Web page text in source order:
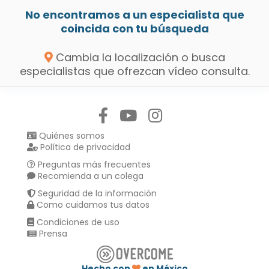
No encontramos a un especialista que
coincida con tu búsqueda
Cambia la localización o busca
especialistas que ofrezcan vídeo consulta.
Quiénes somos
Política de privacidad
Preguntas más frecuentes
Recomienda a un colega
Seguridad de la información
Como cuidamos tus datos
Condiciones de uso
Prensa